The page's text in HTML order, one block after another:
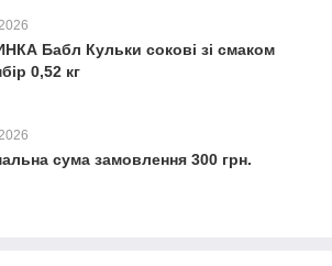
Бабл Кульки сокові зі смаком
0,52 кг
сума замовлення 300 грн.